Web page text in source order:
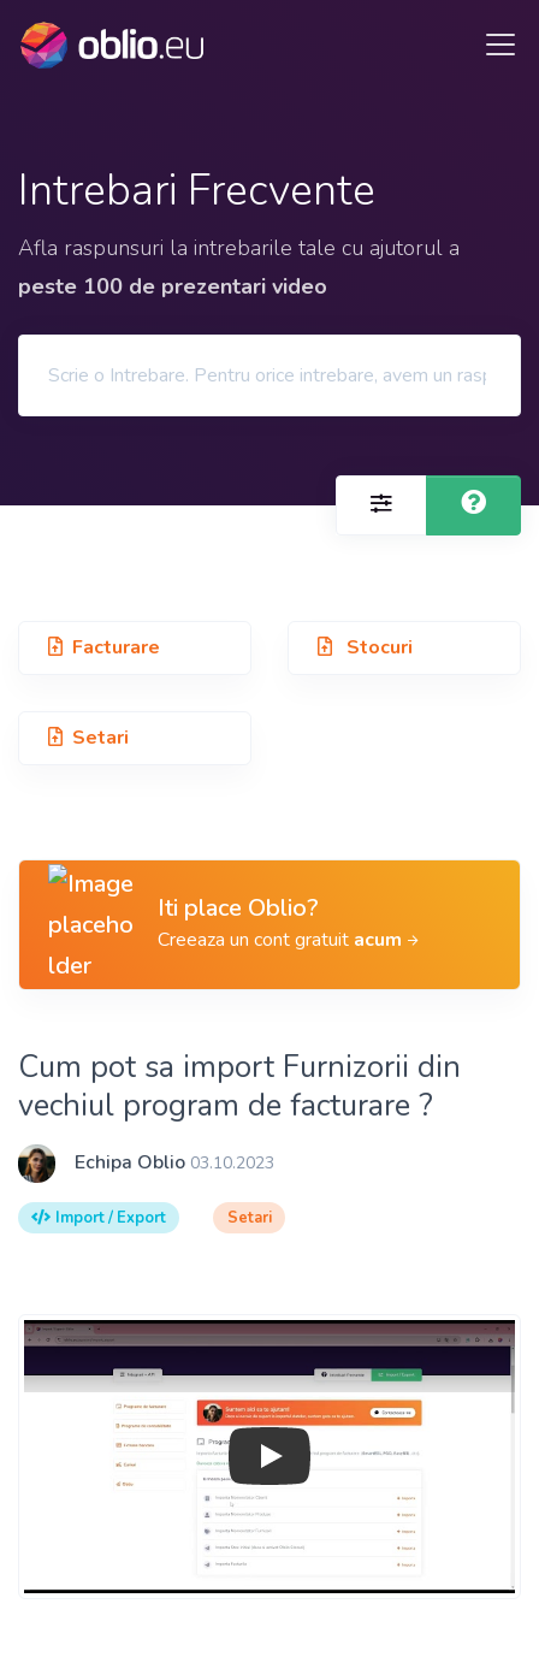
Intrebari Frecvente
Afla raspunsuri la intrebarile tale cu ajutorul a
peste 100 de prezentari video
Facturare Stocuri
Setari
Iti place Oblio?
Creeaza un cont gratuit acum
Cum pot sa import Furnizorii din
vechiul program de facturare ?
Echipa Oblio 03.10.2023
Import / Export Setari